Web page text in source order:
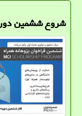
شروع ششمین